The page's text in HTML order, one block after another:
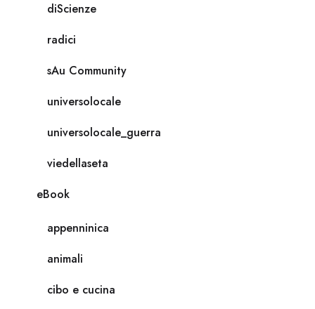
diScienze
radici
sAu Community
universolocale
universolocale_guerra
viedellaseta
eBook
appenninica
animali
cibo e cucina